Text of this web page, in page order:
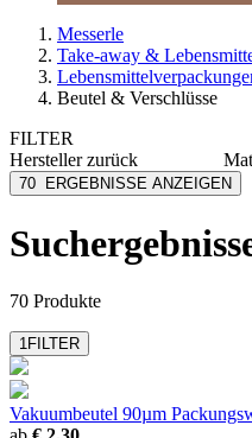
Messerle
Take-away &
Beutel & Verschlüsse
FILTER
Herstellerzurück
Duni eco echo
Folia
LOGISCH ÖKO
mehr anzeigen
70 ERGEBNISSE ANZEIGEN
70 Produkte
1FILTER
Vakuumbeutel 90µm